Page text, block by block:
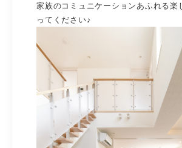
家族のコミュニケーションあふれる楽
ってください♪